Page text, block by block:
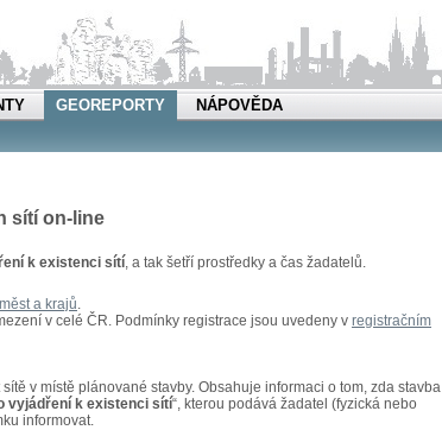
GEOREPORTY
NÁPOVĚDA
sítí on-line
k existenci sítí, a tak šetří prostředky a čas žadatelů.
měst a krajů.
v celé ČR. Podmínky registrace jsou uvedeny v registračním
v místě plánované stavby. Obsahuje informaci o tom, zda stavba
vyjádření k existenci sítí“, kterou podává žadatel (fyzická nebo
informovat.